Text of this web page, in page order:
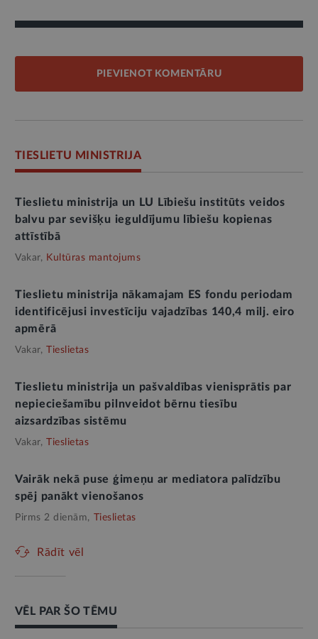
PIEVIENOT KOMENTĀRU
TIESLIETU MINISTRIJA
Tieslietu ministrija un LU Lībiešu institūts veidos
balvu par sevišķu ieguldījumu lībiešu kopienas
attīstībā
Vakar, Kultūras mantojums
Tieslietu ministrija nākamajam ES fondu periodam
identificējusi investīciju vajadzības 140,4 milj. eiro
apmērā
Vakar, Tieslietas
Tieslietu ministrija un pašvaldības vienisprātis par
nepieciešamību pilnveidot bērnu tiesību
aizsardzības sistēmu
Vakar, Tieslietas
Vairāk nekā puse ģimeņu ar mediatora palīdzību
spēj panākt vienošanos
Pirms 2 dienām, Tieslietas
Rādīt vēl
VĒL PAR ŠO TĒMU